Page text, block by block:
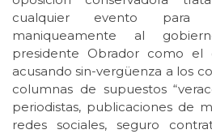
cualquier evento
maniqueamente al
presidente Obrador como el
acusando sin-vergüenza a los
columnas de supuestos
periodistas, publicaciones de
redes sociales, seguro